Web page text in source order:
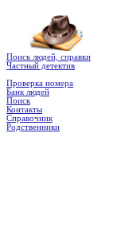
Поиск людей, справки
Частный детектив
Проверка номера
Банк людей
Поиск
Контакты
Справочник
Родственники